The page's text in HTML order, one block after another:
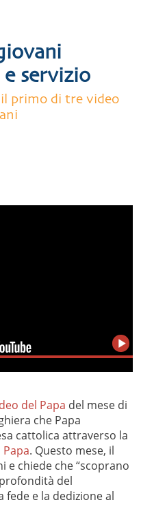
servizio
il primo di tre video
del Papa del mese di
che Papa
cattolica attraverso la
. Questo mese, il
e chiede che “scoprano
del
e la dedizione al